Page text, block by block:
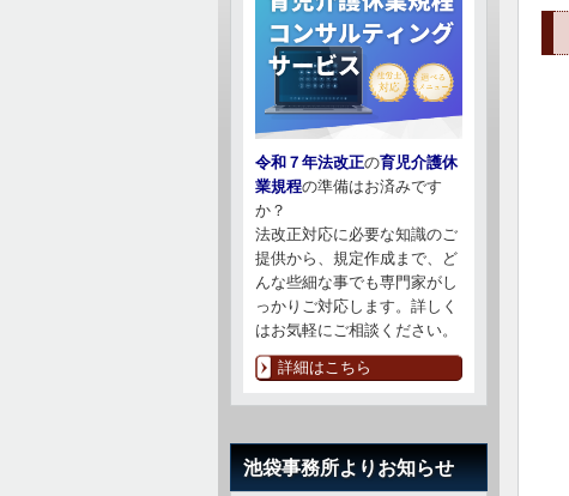
令和７年法改正の育児介護休
業規程の準備はお済みです
か？
法改正対応に必要な知識のご
提供から、規定作成まで、ど
んな些細な事でも専門家がし
っかりご対応します。詳しく
はお気軽にご相談ください。
詳細はこちら
池袋事務所よりお知らせ